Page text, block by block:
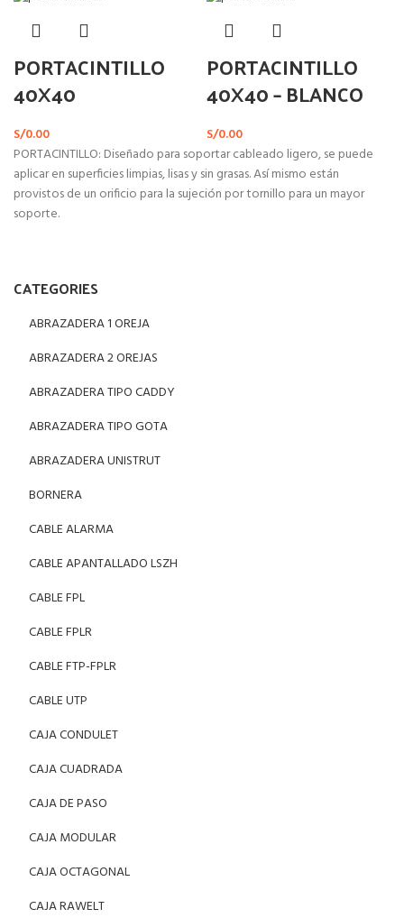
CATEGORIES
ABRAZADERA 1 OREJA
ABRAZADERA 2 OREJAS
ABRAZADERA TIPO CADDY
ABRAZADERA TIPO GOTA
ABRAZADERA UNISTRUT
BORNERA
CABLE ALARMA
CABLE APANTALLADO LSZH
CABLE FPL
CABLE FPLR
CABLE FTP-FPLR
CABLE UTP
CAJA CONDULET
CAJA CUADRADA
CAJA DE PASO
CAJA MODULAR
CAJA OCTAGONAL
CAJA RAWELT
PORTACINTILLO
40X40
S/0.00
PORTACINTILLO
40X40 – BLANCO
S/0.00
PORTACINTILLO: Diseñado para soportar cableado ligero, se puede
aplicar en superficies limpias, lisas y sin grasas. Así mismo están
provistos de un orificio para la sujeción por tornillo para un mayor
soporte.